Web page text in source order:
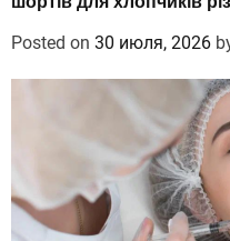
Posted on 30 июля, 2026